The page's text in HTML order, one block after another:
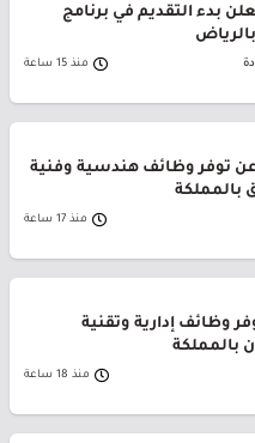
بدء التقديم في برنامج
منذ 15 ساعة
عن توفر وظائف هندسية وفنية
بالمملكة
منذ 17 ساعة
وظائف إدارية وتقنية
بالمملكة
منذ 18 ساعة